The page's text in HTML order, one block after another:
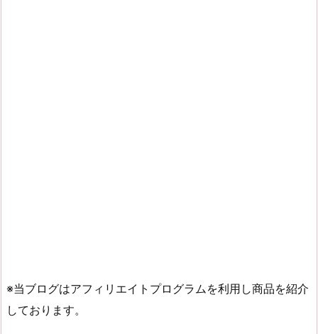
※当ブログはアフィリエイトプログラムを利用し商品を紹介
しております。